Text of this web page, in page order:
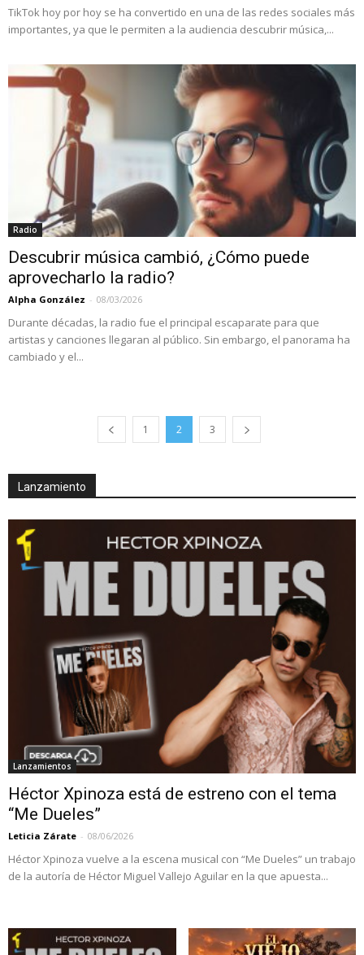
TikTok hoy por hoy se ha convertido en una de las redes sociales más
importantes, ya que le permiten a la audiencia descubrir música,...
Radio
Descubrir música cambió, ¿Cómo puede
aprovecharlo la radio?
Alpha González - 08/03/2026
Durante décadas, la radio fue el principal escaparate para que
artistas y canciones llegaran al público. Sin embargo, el panorama ha
cambiado y el...
1 2 3
Lanzamiento
Lanzamientos
Héctor Xpinoza está de estreno con el tema
“Me Dueles”
Leticia Zárate - 08/06/2026
Héctor Xpinoza vuelve a la escena musical con “Me Dueles” un trabajo
de la autoría de Héctor Miguel Vallejo Aguilar en la que apuesta...